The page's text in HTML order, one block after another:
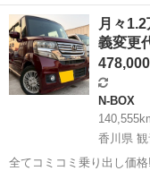
き！【名義変更代込み】
スマートアシスト☆スバル
す☆ETC付き☆フル...
香川 観音寺市 ス
月々
義変更
N-BOX
香川県
全てコミコミ乗り出し価